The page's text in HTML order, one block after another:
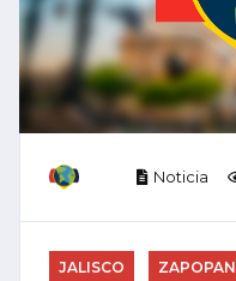
Noticia
JALISCO ZAPOPAN